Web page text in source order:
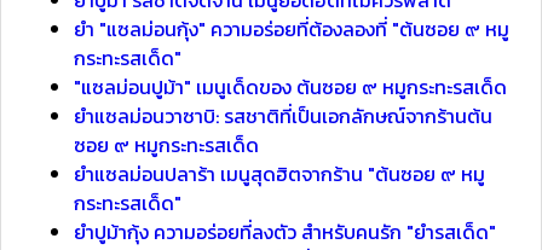
ยำ "แซลม่อนกุ้ง" ความอร่อยที่ต้องลองที่ "ต้นซอย ๙ หมู
กระทะรสเด็ด"
"แซลม่อนปูม้า" เมนูเด็ดของ ต้นซอย ๙ หมูกระทะรสเด็ด
ยำแซลม่อนวาซาบิ: รสชาติที่เป็นเอกลักษณ์จากร้านต้น
ซอย ๙ หมูกระทะรสเด็ด
ยำแซลม่อนปลาร้า เมนูสุดฮิตจากร้าน "ต้นซอย ๙ หมู
กระทะรสเด็ด"
ยำปูม้ากุ้ง ความอร่อยที่ลงตัว สำหรับคนรัก "ยำรสเด็ด"